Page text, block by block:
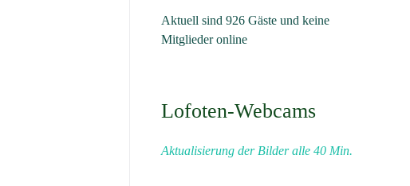
Aktuell sind 926 Gäste und keine
Mitglieder online
Lofoten-Webcams
Aktualisierung der Bilder alle 40 Min.